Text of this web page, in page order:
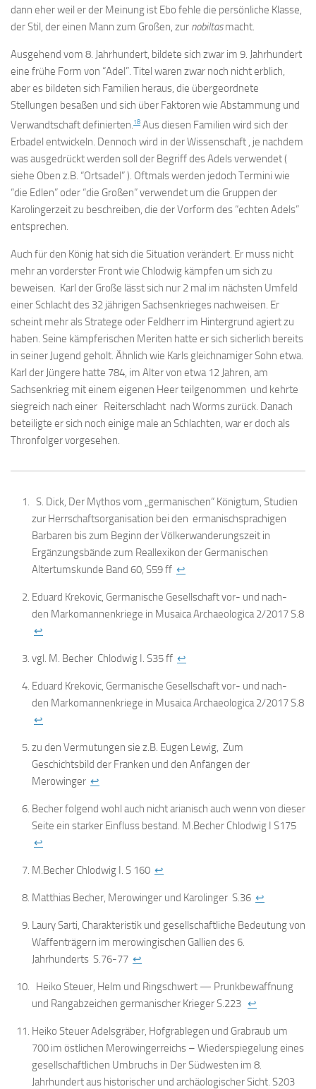
dann eher weil er der Meinung ist Ebo fehle die persönliche Klasse,
der Stil, der einen Mann zum Großen, zur nobiltasmacht.
Ausgehend vom 8. Jahrhundert, bildete sich zwar im 9. Jahrhundert
eine frühe Form von “Adel”. Titel waren zwar noch nicht erblich,
aber es bildeten sich Familien heraus, die übergeordnete
Stellungen besaßen und sich über Faktoren wie Abstammung und
Verwandtschaft definierten.18 Aus diesen Familien wird sich der
Erbadel entwickeln. Dennoch wird in der Wissenschaft , je nachdem
was ausgedrückt werden soll der Begriff des Adels verwendet (
siehe Oben z.B. “Ortsadel” ). Oftmals werden jedoch Termini wie
“die Edlen” oder “die Großen” verwendet um die Gruppen der
Karolingerzeit zu beschreiben, die der Vorform des “echten Adels”
entsprechen.
Auch für den König hat sich die Situation verändert. Er muss nicht
mehr an vorderster Front wie Chlodwig kämpfen um sich zu
beweisen. Karl der Große lässt sich nur 2 mal im nächsten Umfeld
einer Schlacht des 32 jährigen Sachsenkrieges nachweisen. Er
scheint mehr als Stratege oder Feldherr im Hintergrund agiert zu
haben. Seine kämpferischen Meriten hatte er sich sicherlich bereits
in seiner Jugend geholt. Ähnlich wie Karls gleichnamiger Sohn etwa.
Karl der Jüngere hatte 784, im Alter von etwa 12 Jahren, am
Sachsenkrieg mit einem eigenen Heer teilgenommen und kehrte
siegreich nach einer Reiterschlacht nach Worms zurück. Danach
beteiligte er sich noch einige male an Schlachten, war er doch als
Thronfolger vorgesehen.
S. Dick, Der Mythos vom „germanischen“ Königtum, Studien
zur Herrschaftsorganisation bei den ermanischsprachigen
Barbaren bis zum Beginn der Völkerwanderungszeit in
Ergänzungsbände zum Reallexikon der Germanischen
Altertumskunde Band 60, S59 ff ↩
Eduard Krekovic, Germanische Gesellschaft vor- und nach-
den Markomannenkriege in Musaica Archaeologica 2/2017 S.8
↩
vgl. M. Becher Chlodwig I. S35 ff ↩
Eduard Krekovic, Germanische Gesellschaft vor- und nach-
den Markomannenkriege in Musaica Archaeologica 2/2017 S.8
↩
zu den Vermutungen sie z.B. Eugen Lewig, Zum
Geschichtsbild der Franken und den Anfängen der
Merowinger ↩
Becher folgend wohl auch nicht arianisch auch wenn von dieser
Seite ein starker Einfluss bestand. M.Becher Chlodwig I S175
↩
M.Becher Chlodwig I. S 160 ↩
Matthias Becher, Merowinger und Karolinger S.36 ↩
Laury Sarti, Charakteristik und gesellschaftliche Bedeutung von
Waffenträgern im merowingischen Gallien des 6.
Jahrhunderts S.76-77 ↩
Heiko Steuer, Helm und Ringschwert — Prunkbewaffnung
und Rangabzeichen germanischer Krieger S.223 ↩
Heiko Steuer Adelsgräber, Hofgrablegen und Grabraub um
700 im östlichen Merowingerreichs – Wiederspiegelung eines
gesellschaftlichen Umbruchs in Der Südwesten im 8.
Jahrhundert aus historischer und archäologischer Sicht. S203